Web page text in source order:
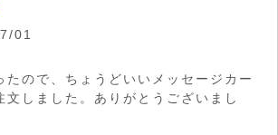
01
たので、ちょうどいいメッセージカー
文しました。ありがとうございまし